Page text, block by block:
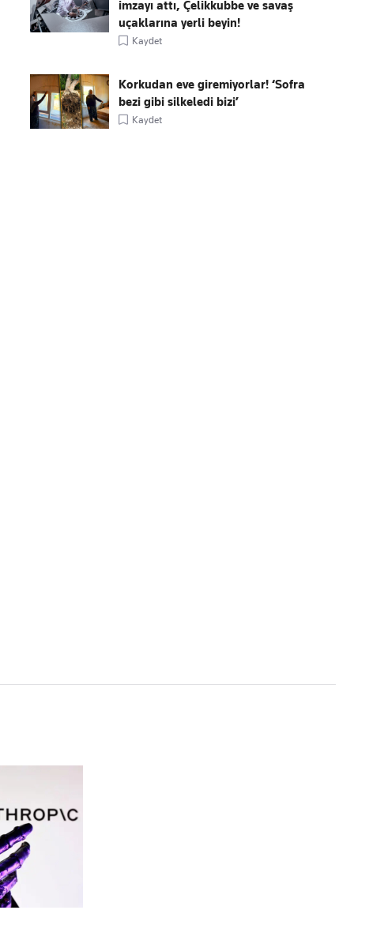
imzayı attı, Çelikkubbe ve savaş
uçaklarına yerli beyin!
Kaydet
Korkudan eve giremiyorlar! ‘Sofra
bezi gibi silkeledi bizi’
Kaydet